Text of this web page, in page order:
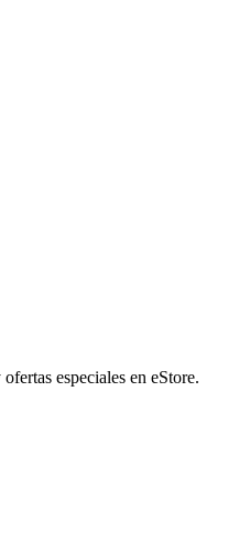
especiales en eStore.